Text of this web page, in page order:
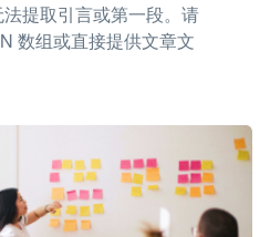
提取引言或第一段。请
数组或直接提供文章文